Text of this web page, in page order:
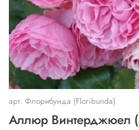
арт. Флорибунда (Floribunda)
Аллюр Винтерджюел